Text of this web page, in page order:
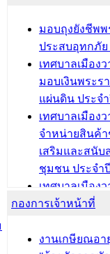
บทความ อื่นๆ ...
เทศบาลเมือง
ประชุมวิชาก
นิทรรศการด้
และรับรางวัล
นวัตกรรมโคร
ประชุมผู้เช่า
ถนนเกษมสุข
บทความ อื่นๆ ...
มอบถุงยังชีพ
ประสบอุทกภัย
เทศบาลเมือง
มอบเงินพระ
แผ่นดิน ประจำ
เทศบาลเมือง
จำหน่ายสินค้
เสริมและสนั
ชุมชน ประจำ
เทศบาลเมือง
น้ำดื่มแก่ผู้พักอ
กองสวัสดิการ
กองการเจ้าหน้าที่
งานเกษียณอา